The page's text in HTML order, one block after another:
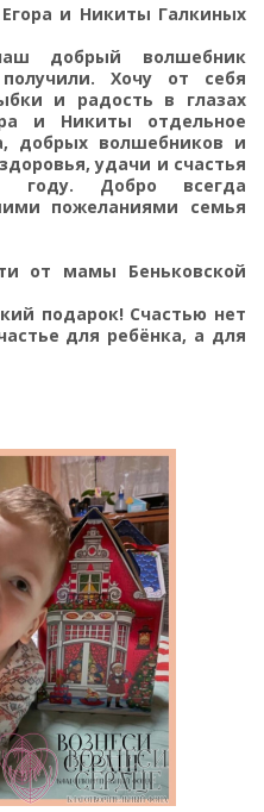
и Никиты Галкиных
добрый волшебник
Хочу от себя
и радость в глазах
и Никиты отдельное
добрых волшебников и
удачи и счастья
году. Добро всегда
пожеланиями семья
от мамы Беньковской
подарок! Счастью нет
для ребёнка, а для